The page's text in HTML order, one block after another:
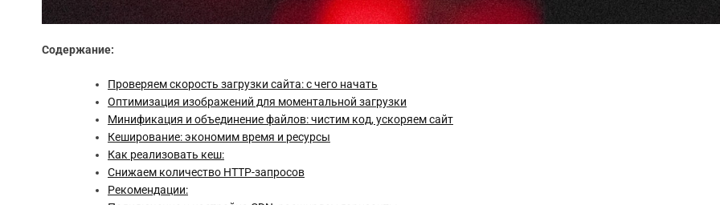
Содержание:
Проверяем скорость загрузки сайта: с чего начать
Оптимизация изображений для моментальной загрузки
Минификация и объединение файлов: чистим код, ускоряем сайт
Кеширование: экономим время и ресурсы
Как реализовать кеш:
Снижаем количество HTTP-запросов
Рекомендации: